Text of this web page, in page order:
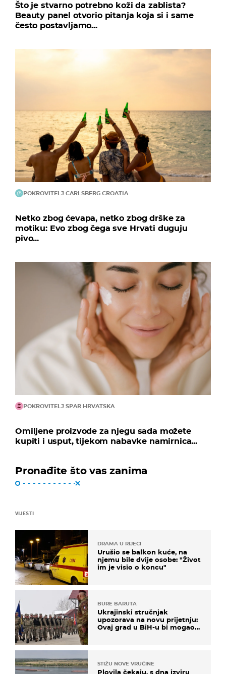
Što je stvarno potrebno koži da zablista?
Beauty panel otvorio pitanja koja si i same
često postavljamo...
POKROVITELJ CARLSBERG CROATIA
Netko zbog ćevapa, netko zbog drške za
motiku: Evo zbog čega sve Hrvati duguju
pivo...
POKROVITELJ SPAR HRVATSKA
Omiljene proizvode za njegu sada možete
kupiti i usput, tijekom nabavke namirnica...
Pronađite što vas zanima
VIJESTI
DRAMA U RIJECI
Urušio se balkon kuće, na
njemu bile dvije osobe: "Život
im je visio o koncu"
BURE BARUTA
Ukrajinski stručnjak
upozorava na novu prijetnju:
Ovaj grad u BiH-u bi mogao
STIŽU NOVE VRUĆINE
Plovila čekaju, s dna izviru